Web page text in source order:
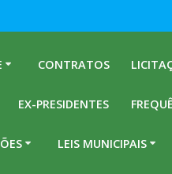
CONTRATOS
EX-PRESIDENTES
LEIS MUNICIPAIS